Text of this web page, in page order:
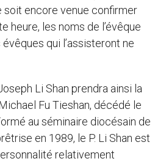
soit encore venue confirmer
heure, les noms de l’évêque
qui l’assisteront ne
Li Shan prendra ainsi la
Fu Tieshan, décédé le
au séminaire diocésain de
en 1989, le P. Li Shan est
relativement